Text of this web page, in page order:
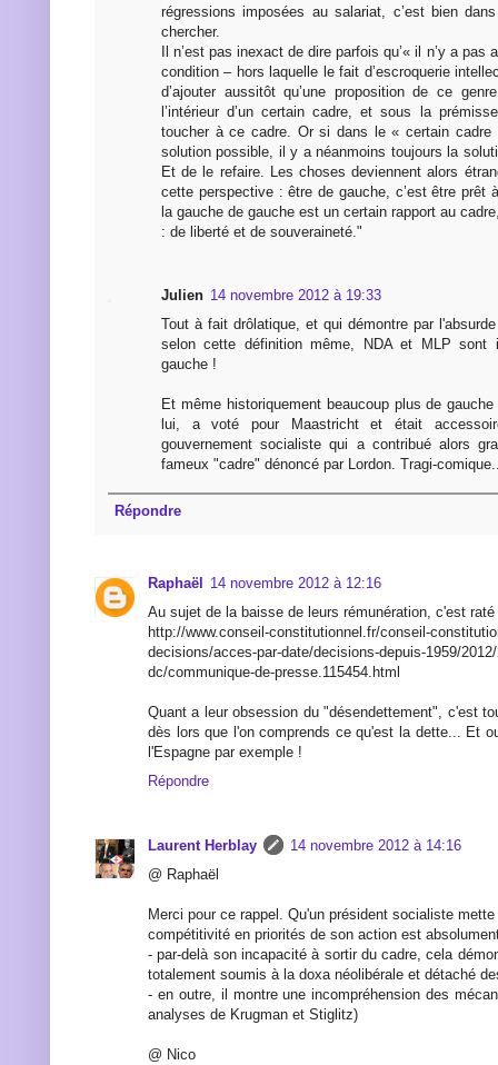
régressions imposées au salariat, c’est bien
chercher.
Il n’est pas inexact de dire parfois qu’« il n’y a
condition – hors laquelle le fait d’escroquerie
d’ajouter aussitôt qu’une proposition de ce
l’intérieur d’un certain cadre, et sous la
toucher à ce cadre. Or si dans le « certain cadre
solution possible, il y a néanmoins toujours la
Et de le refaire. Les choses deviennent alors
cette perspective : être de gauche, c’est être prêt
la gauche de gauche est un certain rapport au
: de liberté et de souveraineté."
Julien 14 novembre 2012 à 19:33
Tout à fait drôlatique, et qui démontre par
selon cette définition même, NDA et MLP sont
gauche !
Et même historiquement beaucoup plus de
lui, a voté pour Maastricht et était
gouvernement socialiste qui a contribué alors
fameux "cadre" dénoncé par Lordon. Tragi-
Répondre
Raphaël
14 novembre 2012 à 12:16
Au sujet de la baisse de leurs rémunération, c'est raté
http://www.conseil-constitutionnel.fr/conseil-
decisions/acces-par-date/decisions-depuis-1959/
dc/communique-de-presse.115454.html
Quant a leur obsession du "désendettement", c'est
dès lors que l'on comprends ce qu'est la dette... Et
l'Espagne par exemple !
Répondre
Laurent Herblay
14 novembre 2012 à 14:16
@ Raphaël
Merci pour ce rappel. Qu'un président socialiste
compétitivité en priorités de son action est
- par-delà son incapacité à sortir du cadre, cela
totalement soumis à la doxa néolibérale et détaché
- en outre, il montre une incompréhension des
analyses de Krugman et Stiglitz)
@ Nico